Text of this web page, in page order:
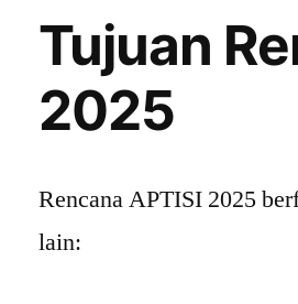
Tujuan
2025
Rencana APTISI 2025
lain: